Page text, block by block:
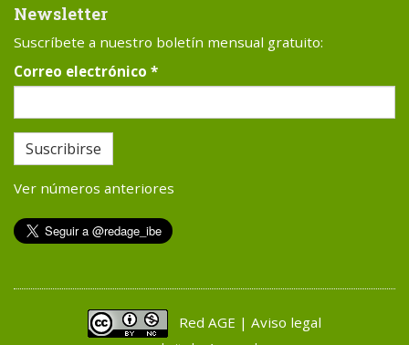
Newsletter
Suscríbete a nuestro boletín mensual gratuito:
Correo electrónico *
Suscribirse
Ver números anteriores
Red AGE | Aviso legal